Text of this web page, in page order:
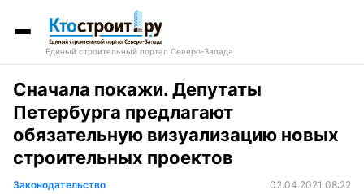
Единый строительный портал Северо-Запада
Сначала покажи. Депутаты
Петербурга предлагают
обязательную визуализацию новых
строительных проектов
Законодательство 02.04.2021 08:22